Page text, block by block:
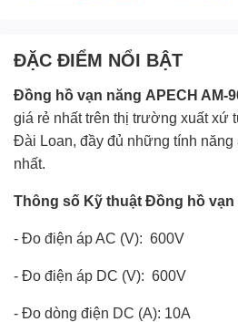
ĐẶC ĐIỂM NỔI BẬT
Đồng hồ vạn năng APECH AM-
giá rẻ nhất trên thị trường xuất xứ
Đài Loan, đầy đủ những tính năng
nhất.
Thông số Kỹ thuật Đồng hồ vạn
- Đo điện áp AC (V): 600V
- Đo điện áp DC (V): 600V
- Đo dòng điện DC (A): 10A